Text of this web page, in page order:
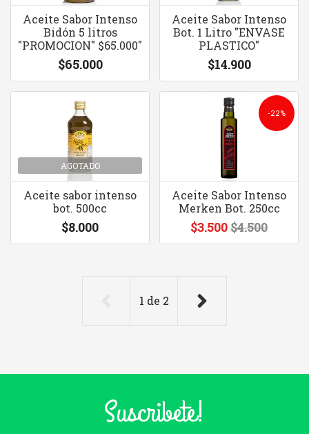
Aceite Sabor Intenso
Bidón 5 litros
"PROMOCION" $65.000"
$65.000
Aceite Sabor Intenso
Bot. 1 Litro "ENVASE
PLASTICO"
$14.900
AGOTADO
Aceite sabor intenso
bot. 500cc
$8.000
-22%
Aceite Sabor Intenso
Merken Bot. 250cc
$3.500$4.500
1 de 2
Suscribete!